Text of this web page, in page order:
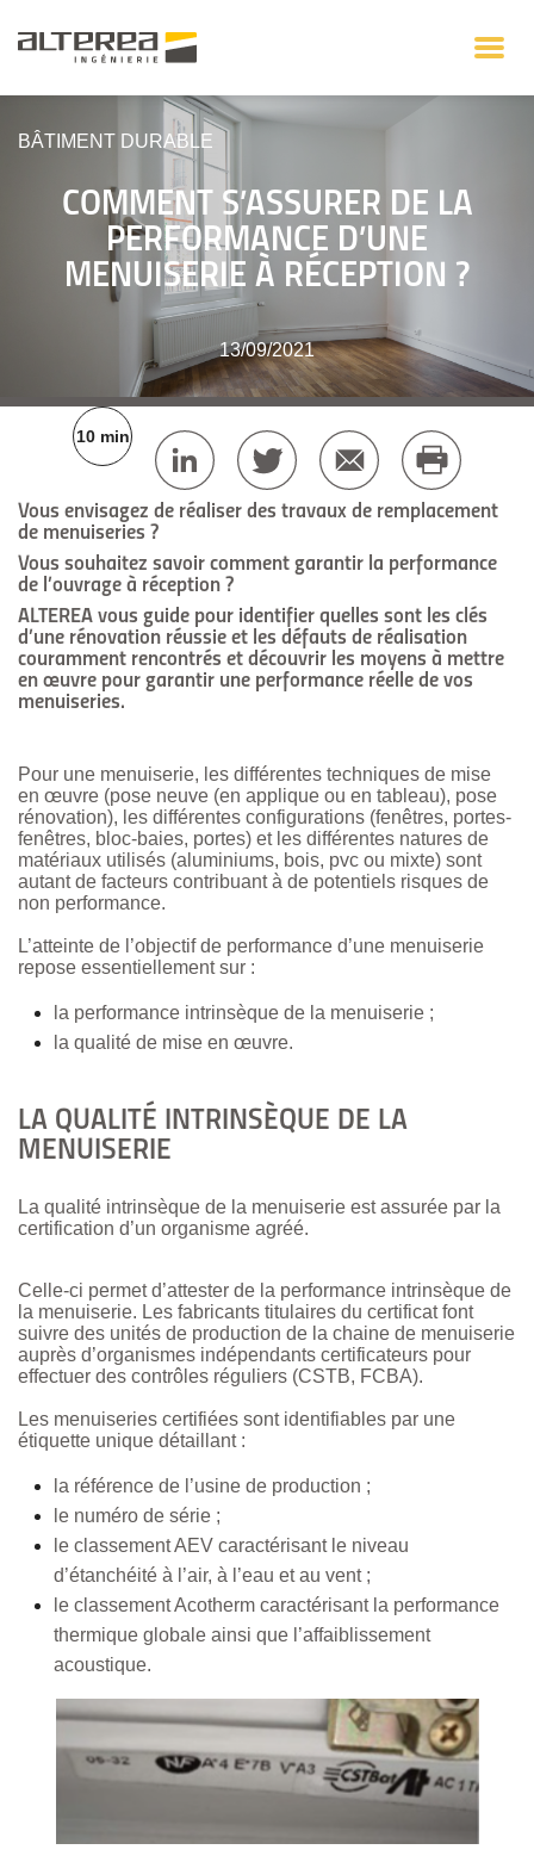
BÂTIMENT DURABLE
COMMENT S’ASSURER DE LA
PERFORMANCE D’UNE
MENUISERIE À RÉCEPTION ?
13/09/2021
10 min
Vous envisagez de réaliser des travaux de remplacement
de menuiseries ?
Vous souhaitez savoir comment garantir la performance
de l’ouvrage à réception ?
ALTEREA vous guide pour identifier quelles sont les clés
d’une rénovation réussie et les défauts de réalisation
couramment rencontrés et découvrir les moyens à mettre
en œuvre pour garantir une performance réelle de vos
menuiseries.
Pour une menuiserie, les différentes techniques de mise
en œuvre (pose neuve (en applique ou en tableau), pose
rénovation), les différentes configurations (fenêtres, portes-
fenêtres, bloc-baies, portes) et les différentes natures de
matériaux utilisés (aluminiums, bois, pvc ou mixte) sont
autant de facteurs contribuant à de potentiels risques de
non performance.
L’atteinte de l’objectif de performance d’une menuiserie
repose essentiellement sur :
la performance intrinsèque de la menuiserie ;
la qualité de mise en œuvre.
LA QUALITÉ INTRINSÈQUE DE LA
MENUISERIE
La qualité intrinsèque de la menuiserie est assurée par la
certification d’un organisme agréé.
Celle-ci permet d’attester de la performance intrinsèque de
la menuiserie. Les fabricants titulaires du certificat font
suivre des unités de production de la chaine de menuiserie
auprès d’organismes indépendants certificateurs pour
effectuer des contrôles réguliers (CSTB, FCBA).
Les menuiseries certifiées sont identifiables par une
étiquette unique détaillant :
la référence de l’usine de production ;
le numéro de série ;
le classement AEV caractérisant le niveau
d’étanchéité à l’air, à l’eau et au vent ;
le classement Acotherm caractérisant la performance
thermique globale ainsi que l’affaiblissement
acoustique.